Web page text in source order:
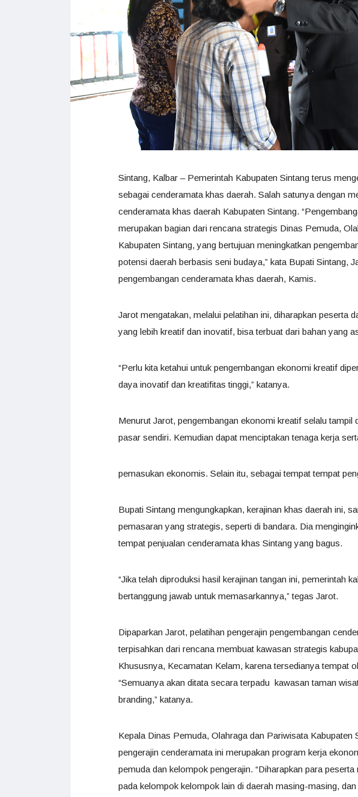
Sintang, Kalbar – Pemerintah Kabupaten Sintang terus
sebagai cenderamata khas daerah. Salah satunya dengan
cenderamata khas daerah Kabupaten Sintang.
merupakan bagian dari rencana strategis Dinas Pemuda,
Kabupaten Sintang, yang bertujuan meningkatkan
potensi daerah berbasis seni budaya,” kata Bupati Sintang,
pengembangan cenderamata khas daerah, Kamis.
Jarot mengatakan, melalui pelatihan ini, diharapkan peserta
yang lebih kreatif dan inovatif, bisa terbuat dari bahan yang
“Perlu kita ketahui untuk pengembangan ekonomi kreatif
daya inovatif dan kreatifitas tinggi,” katanya.
Menurut Jarot, pengembangan ekonomi kreatif selalu tampil
pasar sendiri. Kemudian dapat menciptakan tenaga kerja
pemasukan ekonomis. Selain itu, sebagai tempat tempat
Bupati Sintang mengungkapkan, kerajinan khas daerah ini,
pemasaran yang strategis, seperti di bandara. Dia
tempat penjualan cenderamata khas Sintang yang bagus.
“Jika telah diproduksi hasil kerajinan tangan ini, pemerintah
bertanggung jawab untuk memasarkannya,” tegas Jarot.
Dipaparkan Jarot, pelatihan pengerajin pengembangan
terpisahkan dari rencana membuat kawasan strategis
Khususnya, Kecamatan Kelam, karena tersedianya tempat
“Semuanya akan ditata secara terpadu kawasan taman
branding,” katanya.
Kepala Dinas Pemuda, Olahraga dan Pariwisata Kabupaten
pengerajin cenderamata ini merupakan program kerja
pemuda dan kelompok pengerajin. “Diharapkan para
pada kelompok kelompok lain di daerah masing-masing,